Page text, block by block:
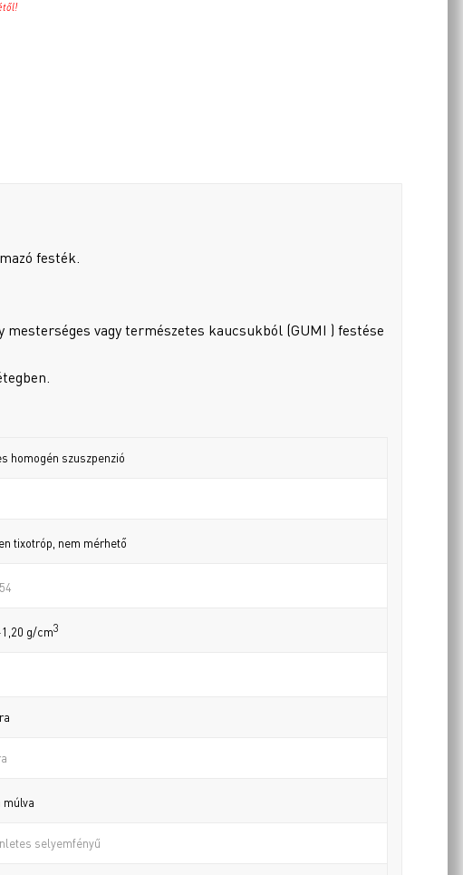
festék.
vagy természetes kaucsukból (GUMI ) festése
homogén szuszpenzió
tixotróp, nem mérhető
g/cm3
múlva
selyemfényű